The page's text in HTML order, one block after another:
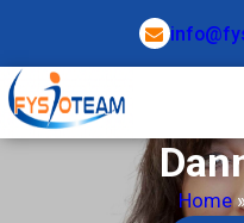
Home